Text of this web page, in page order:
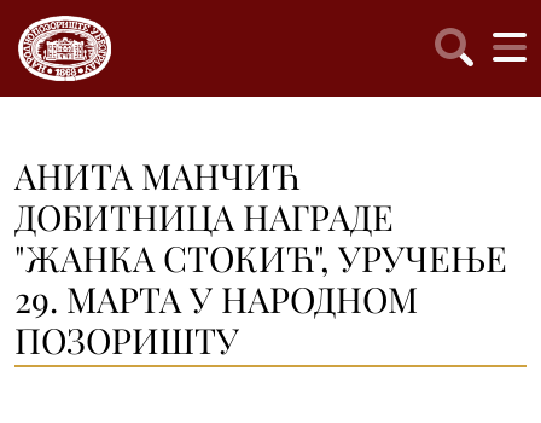
АНИТА МАНЧИЋ
ДОБИТНИЦА НАГРАДЕ
"ЖАНКА СТОКИЋ", УРУЧЕЊЕ
29. МАРТА У НАРОДНОМ
ПОЗОРИШТУ